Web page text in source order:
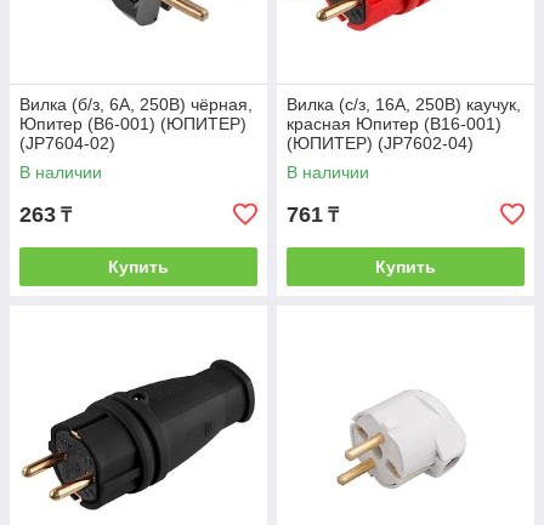
Вилка (б/з, 6А, 250В) чёрная,
Юпитер (В6-001) (ЮПИТЕР)
(JP7604-02)
В наличии
263 ₸
Купить
Вилка (с/з, 16А, 250В) каучук,
красная Юпитер (В16-001)
(ЮПИТЕР) (JP7602-04)
В наличии
761 ₸
Купить